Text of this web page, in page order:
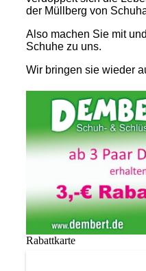
der Müllberg von
Also machen Sie mit
Schuhe zu uns.
Wir bringen sie wieder
Rabattkarte